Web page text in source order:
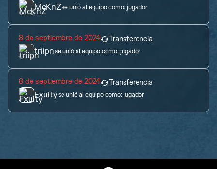
McKnZse unió al equipo como:jugador
8 de septiembre de 2024 Transferencia
triipnse unió al equipo como:jugador
8 de septiembre de 2024 Transferencia
Fxultyse unió al equipo como:jugador